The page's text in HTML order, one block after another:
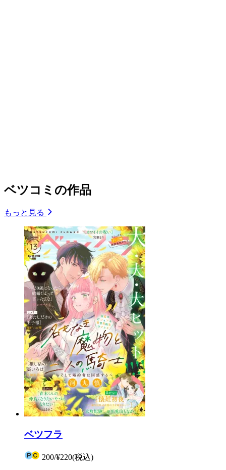
ベツコミの作品
もっと見る
ベツフラ
200/¥220(税込)